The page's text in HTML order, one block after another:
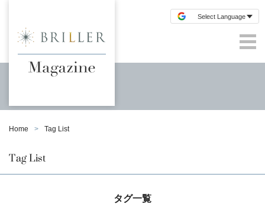
Home Tag List
Tag List
タグ一覧